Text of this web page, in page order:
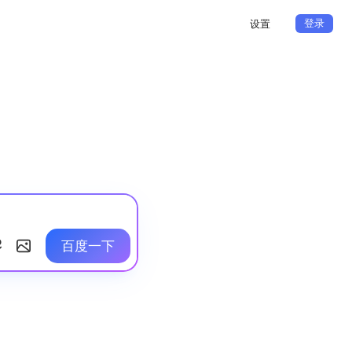
设置 登录
百度一下